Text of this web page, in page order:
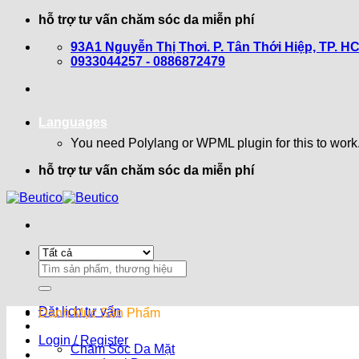
hỗ trợ tư vấn chăm sóc da miễn phí
93A1 Nguyễn Thị Thơi. P. Tân Thới Hiệp, TP.
0933044257 - 0886872479
Languages
You need Polylang or WPML plugin for this to
hỗ trợ tư vấn chăm sóc da miễn phí
Search
for:
Đặt lịch tư vấn
Login / Register
Danh Mục Sản Phẩm
Chăm Sóc Da Mặt